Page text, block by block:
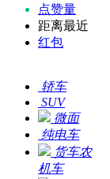
点赞量
距离最近
红包
轿车
SUV
微面
纯电车
货车农
机车